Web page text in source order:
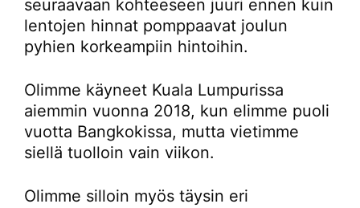
seuraavaan kohteeseen juuri ennen kuin
lentojen hinnat pomppaavat joulun
pyhien korkeampiin hintoihin.
Olimme käyneet Kuala Lumpurissa
aiemmin vuonna 2018, kun elimme puoli
vuotta Bangkokissa, mutta vietimme
siellä tuolloin vain viikon.
Olimme silloin myös täysin eri